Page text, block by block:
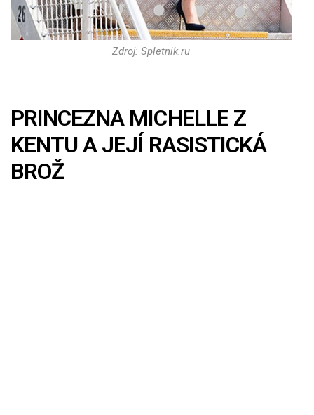
Zdroj: Spletnik.ru
PRINCEZNA MICHELLE Z
KENTU A JEJÍ RASISTICKÁ
BROŽ